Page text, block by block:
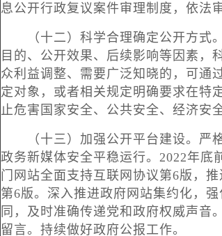
息公开行政复议案件审理制度，依法
（十二）科学合理确定公开方式。
目的、公开效果、后续影响等因素，
众利益调整、需要广泛知晓的，可通
定对象，或者相关规定明确要求在特
止危害国家安全、公共安全、经济安
（十三）加强公开平台建设。严格
政务新媒体安全平稳运行。 2022年底
门网站全面支持互联网协议第6版，
第6版。深入推进政府网站集约化，
同，及时准确传递党和政府权威声音
留言。持续做好政府公报工作。